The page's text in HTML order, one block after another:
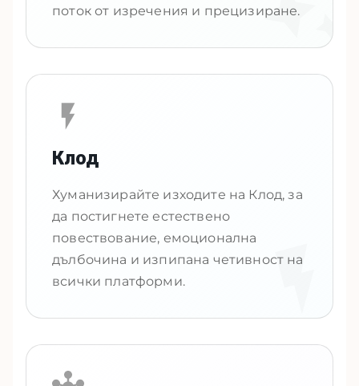
поток от изречения и прецизиране.
Клод
Хуманизирайте изходите на Клод, за
да постигнете естествено
повествование, емоционална
дълбочина и изпипана четивност на
всички платформи.